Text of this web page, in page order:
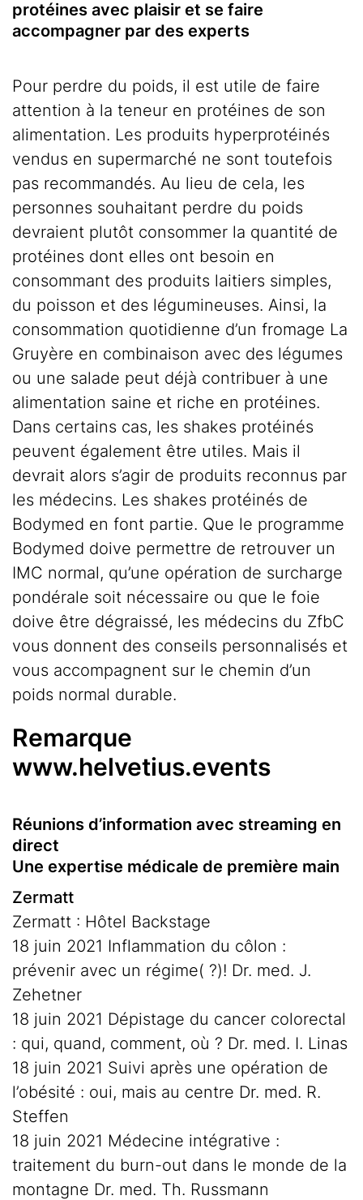
protéines avec plaisir et se faire
accompagner par des experts
Pour perdre du poids, il est utile de faire
attention à la teneur en protéines de son
alimentation. Les produits hyperprotéinés
vendus en supermarché ne sont toutefois
pas recommandés. Au lieu de cela, les
personnes souhaitant perdre du poids
devraient plutôt consommer la quantité de
protéines dont elles ont besoin en
consommant des produits laitiers simples,
du poisson et des légumineuses. Ainsi, la
consommation quotidienne d’un fromage La
Gruyère en combinaison avec des légumes
ou une salade peut déjà contribuer à une
alimentation saine et riche en protéines.
Dans certains cas, les shakes protéinés
peuvent également être utiles. Mais il
devrait alors s’agir de produits reconnus par
les médecins. Les shakes protéinés de
Bodymed en font partie. Que le programme
Bodymed doive permettre de retrouver un
IMC normal, qu’une opération de surcharge
pondérale soit nécessaire ou que le foie
doive être dégraissé, les médecins du ZfbC
vous donnent des conseils personnalisés et
vous accompagnent sur le chemin d’un
poids normal durable.
Remarque
www.helvetius.events
Réunions d’information avec streaming en
direct
Une expertise médicale de première main
Zermatt
Zermatt : Hôtel Backstage
18 juin 2021 Inflammation du côlon :
prévenir avec un régime( ?)! Dr. med. J.
Zehetner
18 juin 2021 Dépistage du cancer colorectal
: qui, quand, comment, où ? Dr. med. I. Linas
18 juin 2021 Suivi après une opération de
l’obésité : oui, mais au centre Dr. med. R.
Steffen
18 juin 2021 Médecine intégrative :
traitement du burn-out dans le monde de la
montagne Dr. med. Th. Russmann